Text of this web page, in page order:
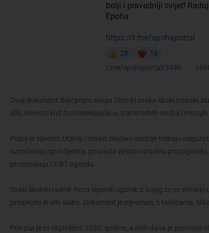
Ovaj dokument daje popis svega čime bi svaka škola trebala
silu, obvezni kult homoseksualaca, transrodnih osoba i mnogih
Popis je sljedeći: Učitelji i ostalo školsko osoblje trebaju
označavaju spol djeteta, posvuda vješati vizualnu
promoviraju LGBT agendu.
Svaki školski radnik mora ispuniti upitnik iz kojeg će se
prosječnu ili vrlo slabu. Dokument je ogroman, s tablicama,
Prvi put je to objavljeno 2020. godine, a ovih dana je ponovno